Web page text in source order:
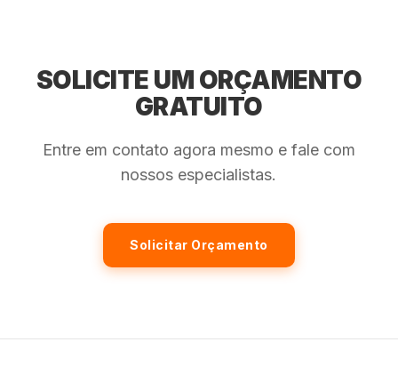
SOLICITE UM ORÇAMENTO
GRATUITO
Entre em contato agora mesmo e fale com
nossos especialistas.
Solicitar Orçamento